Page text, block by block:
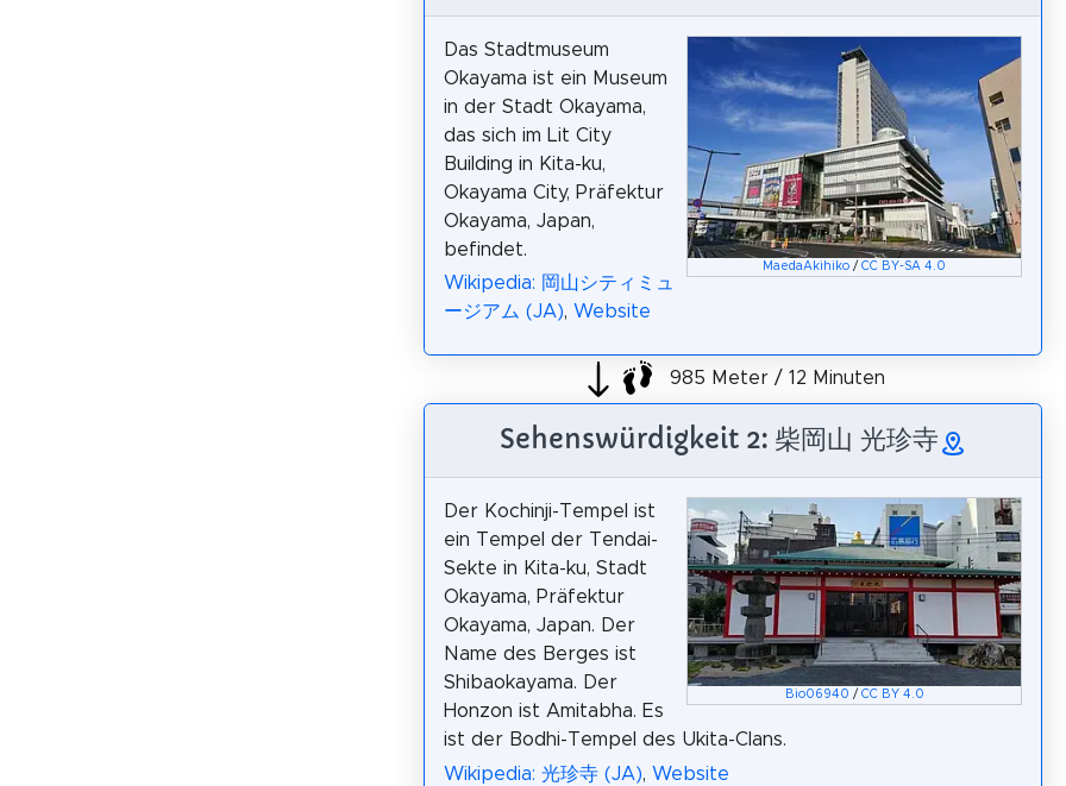
MaedaAkihiko /CC BY-SA 4.0
Das Stadtmuseum
Okayama ist ein Museum
in der Stadt Okayama,
das sich im Lit City
Building in Kita-ku,
Okayama City, Präfektur
Okayama, Japan,
befindet.
Wikipedia: 岡山シティミュ
ージアム (JA), Website
985 Meter / 12 Minuten
Sehenswürdigkeit 2: 柴岡山 光珍寺
Bio06940 / CC BY 4.0
Der Kochinji-Tempel ist
ein Tempel der Tendai-
Sekte in Kita-ku, Stadt
Okayama, Präfektur
Okayama, Japan. Der
Name des Berges ist
Shibaokayama. Der
Honzon ist Amitabha. Es
ist der Bodhi-Tempel des Ukita-Clans.
Wikipedia: 光珍寺 (JA), Website